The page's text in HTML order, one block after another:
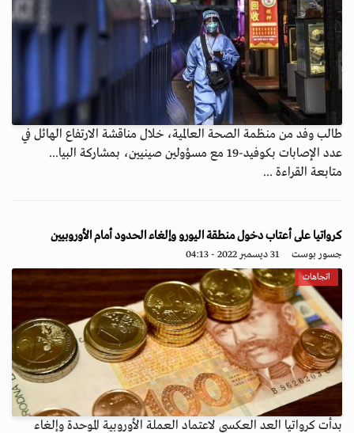
طالب وفد من منظمة الصحة العالمية، خلال مناقشة الارتفاع الهائل في
عدد الإصابات بكوفيد-19 مع مسؤولين صينيين، بمشاركة البيا...
متابعة القراءة ...
كرواتيا على أعتاب دخول منطقة اليورو وإلغاء الحدود أمام الأوروبيين
جسور بوست 31 ديسمبر 2022 - 04:13
اتجاهات
بدأت كرواتيا العد العكسي لاعتماد العملة الأوروبية الموحدة وإلغاء